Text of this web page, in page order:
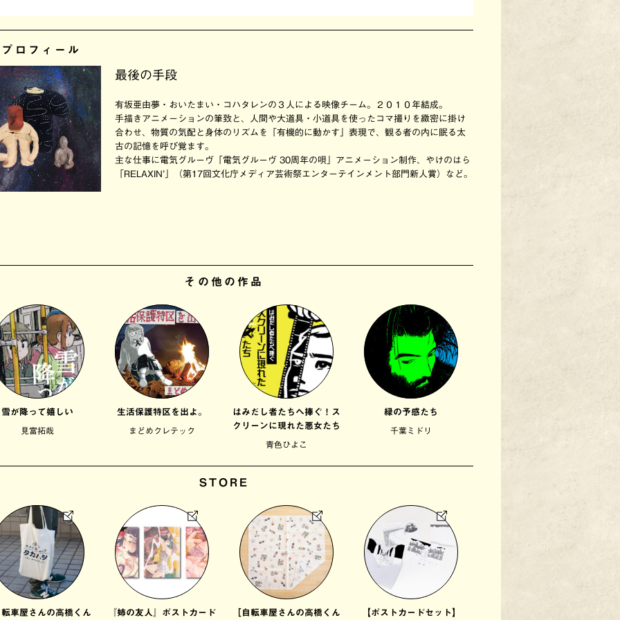
ロフィール
最後の手段
有坂亜由夢・おいたまい・コハタレンの３人による映像チーム。２０１０年結成。
手描きアニメーションの筆致と、人間や大道具・小道具を使ったコマ撮りを緻密に掛け
合わせ、物質の気配と身体のリズムを「有機的に動かす」表現で、観る者の内に眠る太
古の記憶を呼び覚ます。
主な仕事に電気グルーヴ「電気グルーヴ 30周年の唄」アニメーション制作、やけのはら
「RELAXIN’」（第17回文化庁メディア芸術祭エンターテインメント部門新人賞）など。
その他の作品
雪が降って嬉しい
見富拓哉
生活保護特区を出よ。
まどめクレテック
はみだし者たちへ捧ぐ！ス
クリーンに現れた悪女たち
青色ひよこ
緑の予感たち
千葉ミドリ
STORE
車屋さんの高橋くん 『姉の友人』ポストカード ［自転車屋さんの高橋くん 【ポストカードセット】